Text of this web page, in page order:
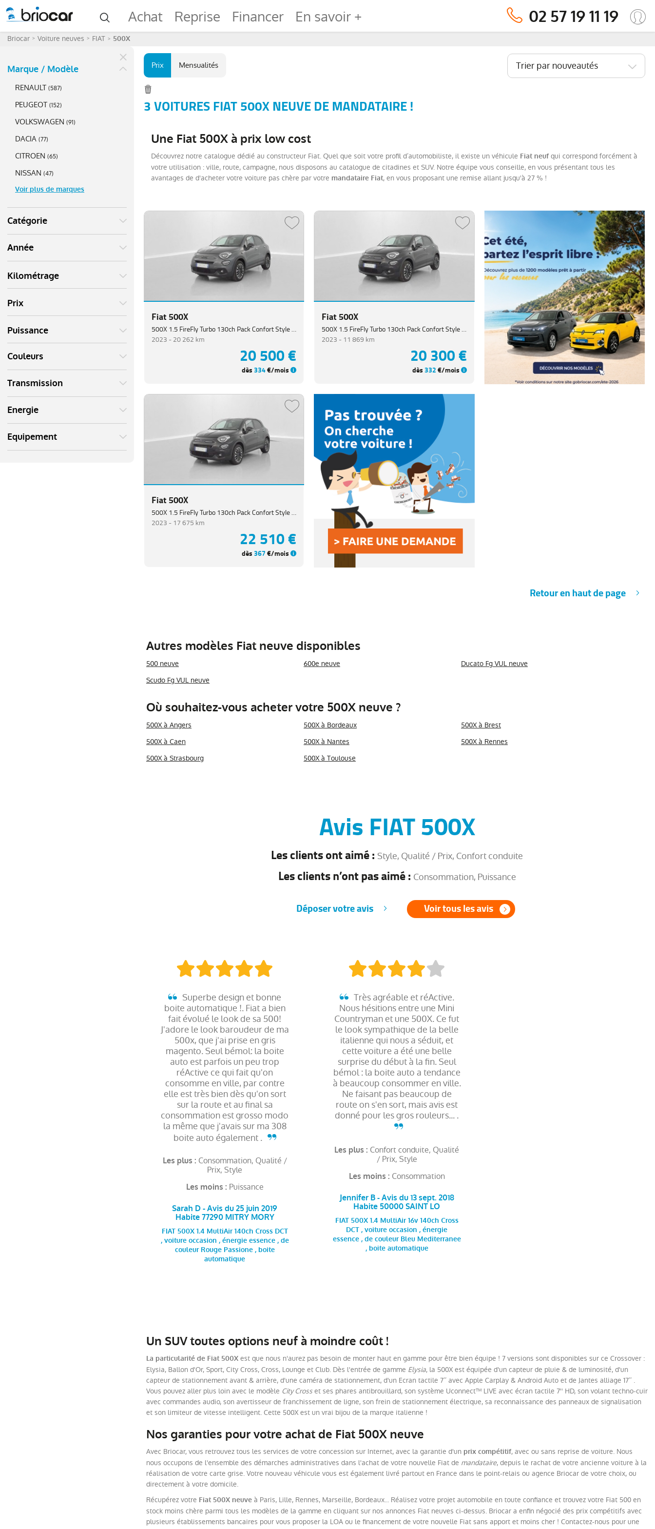
Achat Reprise Financer En savoir + 02 57 19 11 19
Briocar Voiture neuves FIAT 500X
Marque / Modèle
RENAULT (587)
PEUGEOT (152)
VOLKSWAGEN (91)
DACIA (77)
CITROEN (65)
NISSAN (47)
Voir plus de marques
Catégorie
Année
Kilométrage
Prix
Puissance
Couleurs
Transmission
Energie
Equipement
Prix Mensualités Trier par nouveautés
3 VOITURES FIAT 500X NEUVE DE MANDATAIRE !
Une Fiat 500X à prix low cost
Découvrez notre catalogue dédié au constructeur Fiat. Quel que soit votre profil d’automobiliste, il existe un véhicule Fiat neufqui correspond forcément à
votre utilisation : ville, route, campagne, nous disposons au catalogue de citadines et SUV. Notre équipe vous conseille, en vous présentant tous les
avantages de d'acheter votre voiture pas chère par votre mandataire Fiat, en vous proposant une remise allant jusqu'à 27 % !
Fiat 500X
500X 1.5 FireFly Turbo 130ch Pack Confort Style Hybrid DCT7
2023 -20 262 km
20 500 €
dès334€/mois
Fiat 500X
500X 1.5 FireFly Turbo 130ch Pack Confort Style Hybrid DCT7
2023 - 11 869 km
20 300 €
dès332€/mois
Fiat 500X
500X 1.5 FireFly Turbo 130ch Pack Confort Style Hybrid DCT7
2023 - 17 675 km
22 510 €
dès367€/mois
Retour en haut de page
Autres modèles Fiat neuve disponibles
500 neuve 600e neuve
Ducato Fg VUL neuve
Scudo Fg VUL neuve
Où souhaitez-vous acheter votre 500X neuve ?
500X à Angers 500X à Bordeaux
500X à Brest
500X à Caen
500X à Nantes
500X à Rennes
500X à Strasbourg
500X à Toulouse
Avis FIAT 500X
Les clients ont aimé : Style, Qualité / Prix, Confort conduite
Les clients n’ont pas aimé : Consommation, Puissance
Déposer votre avis Voir tous les avis
Superbe design et bonne
boite automatique !. Fiat a bien
fait évolué le look de sa 500!
J'adore le look baroudeur de ma
500x, que j'ai prise en gris
magento. Seul bémol: la boite
auto est parfois un peu trop
réActive ce qui fait qu'on
consomme en ville, par contre
elle est très bien dès qu'on sort
sur la route et au final sa
consommation est grosso modo
la même que j'avais sur ma 308
boite auto également .
Les plus : Consommation, Qualité /
Prix, Style
Les moins : Puissance
Sarah D - Avis du 25 juin 2019
Habite 77290 MITRY MORY
FIAT 500X 1.4 MultiAir 140ch Cross DCT
, voiture occasion , énergie essence , de
couleur Rouge Passione , boite
automatique
Très agréable et réActive.
Nous hésitions entre une Mini
Countryman et une 500X. Ce fut
le look sympathique de la belle
italienne qui nous a séduit, et
cette voiture a été une belle
surprise du début à la fin. Seul
bémol : la boite auto a tendance
à beaucoup consommer en ville.
Ne faisant pas beaucoup de
route on s'en sort, mais avis est
donné pour les gros rouleurs... .
Les plus : Confort conduite, Qualité
/ Prix, Style
Les moins : Consommation
Jennifer B - Avis du 13 sept. 2018
Habite 50000 SAINT LO
FIAT 500X 1.4 MultiAir 16v 140ch Cross
DCT , voiture occasion , énergie
essence , de couleur Bleu Mediterranee
, boite automatique
Un SUV toutes options neuf à moindre coût !
La particularité de Fiat 500X est que nous n'aurez pas besoin de monter haut en gamme pour être bien équipe ! 7 versions sont disponibles sur ce Crossover :
Elysia, Ballon d'Or, Sport, City Cross, Cross, Lounge et Club. Dès l'entrée de gamme Elysia, la 500X est équipée d'un capteur de pluie & de luminosité, d'un
capteur de stationnement avant & arrière, d'une caméra de stationnement, d'un Ecran tactile 7’’ avec Apple Carplay & Android Auto et de Jantes alliage 17’’ .
Vous pouvez aller plus loin avec le modèle City Cross et ses phares antibrouillard, son système Uconnect™ LIVE avec écran tactile 7'' HD, son volant techno-cuir
avec commandes audio, son avertisseur de franchissement de ligne, son frein de stationnement électrique, sa reconnaissance des panneaux de signalisation
et son limiteur de vitesse intelligent. Cette 500X est un vrai bijou de la marque italienne !
Nos garanties pour votre achat de Fiat 500X neuve
Avec Briocar, vous retrouvez tous les services de votre concession sur Internet, avec la garantie d'un prix compétitif, avec ou sans reprise de voiture. Nous
nous occupons de l'ensemble des démarches administratives dans l'achat de votre nouvelle Fiat de mandataire, depuis le rachat de votre ancienne voiture à la
réalisation de votre carte grise. Votre nouveau véhicule vous est également livré partout en France dans le point-relais ou agence Briocar de votre choix, ou
directement à votre domicile.
Récupérez votre Fiat 500X neuve à Paris, Lille, Rennes, Marseille, Bordeaux... Réalisez votre projet automobile en toute confiance et trouvez votre Fiat 500 en
stock moins chère parmi tous les modèles de la gamme en cliquant sur nos annonces Fiat neuves ci-dessus. Briocar a enfin négocié des prix compétitifs avec
plusieurs établissements bancaires pour vous proposer la LOA ou le financement de votre nouvelle Fiat sans apport et moins cher ! Contactez-nous pour une